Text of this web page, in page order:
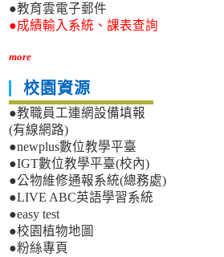
●教育雲電子郵件
●成績輸入系統、課表查詢
more
校園資源
●教職員工連網設備填報
(有線網路)
●newplus數位教學平臺
●IGT數位教學平臺(校內)
●公物維修通報系統(總務處)
●LIVE ABC英語學習系統
●easy test
●校園植物地圖
●粉絲專頁